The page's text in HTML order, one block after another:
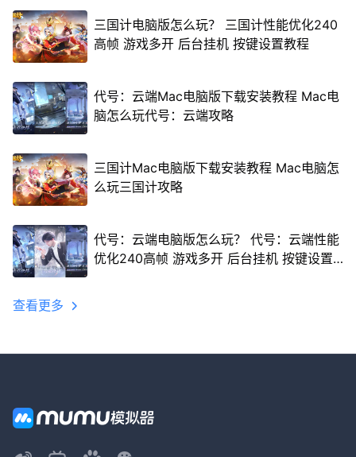
三国计电脑版怎么玩？ 三国计性能优化240
高帧 游戏多开 后台挂机 按键设置教程
代号：云端Mac电脑版下载安装教程 Mac电
脑怎么玩代号：云端攻略
三国计Mac电脑版下载安装教程 Mac电脑怎
么玩三国计攻略
代号：云端电脑版怎么玩？ 代号：云端性能
优化240高帧 游戏多开 后台挂机 按键设置
查看更多